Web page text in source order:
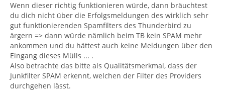
Wenn dieser richtig funktionieren würde, dann bräuchtest
du dich nicht über die Erfolgsmeldungen des wirklich sehr
gut funktionierenden Spamfilters des Thunderbird zu
ärgern => dann würde nämlich beim TB kein SPAM mehr
ankommen und du hättest auch keine Meldungen über den
Eingang dieses Mülls ... .
Also betrachte das bitte als Qualitätsmerkmal, dass der
Junkfilter SPAM erkennt, welchen der Filter des Providers
durchgehen lässt.